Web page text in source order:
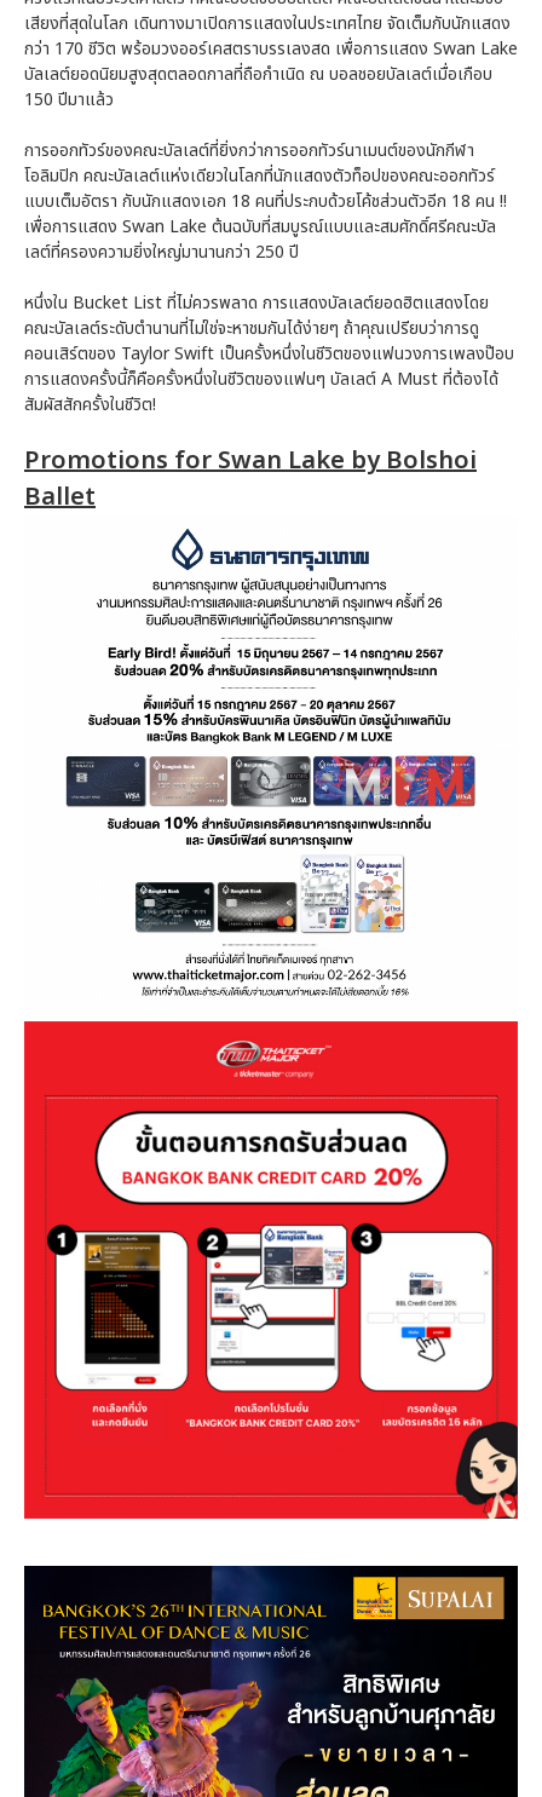
เสียงที่สุดในโลก เดินทางมาเปิดการแสดงในประเทศไทย จัดเต็มกับนักแสดง
กว่า 170 ชีวิต พร้อมวงออร์เคสตราบรรเลงสด เพื่อการแสดง Swan Lake
บัลเลต์ยอดนิยมสูงสุดตลอดกาลที่ถือกำเนิด ณ บอลชอยบัลเลต์เมื่อเกือบ
150 ปีมาแล้ว
การออกทัวร์ของคณะบัลเลต์ที่ยิ่งกว่าการออกทัวร์นาเมนต์ของนักกีฬา
โอลิมปิก คณะบัลเลต์แห่งเดียวในโลกที่นักแสดงตัวท็อปของคณะออกทัวร์
แบบเต็มอัตรา กับนักแสดงเอก 18 คนที่ประกบด้วยโค้ชส่วนตัวอีก 18 คน !!
เพื่อการแสดง Swan Lake ต้นฉบับที่สมบูรณ์แบบและสมศักดิ์ศรีคณะบัล
เลต์ที่ครองความยิ่งใหญ่มานานกว่า 250 ปี
หนึ่งใน Bucket List ที่ไม่ควรพลาด การแสดงบัลเลต์ยอดฮิตแสดงโดย
คณะบัลเลต์ระดับตำนานที่ไม่ใช่จะหาชมกันได้ง่ายๆ ถ้าคุณเปรียบว่าการดู
คอนเสิร์ตของ Taylor Swift เป็นครั้งหนึ่งในชีวิตของแฟนวงการเพลงป๊อบ
การแสดงครั้งนี้ก็คือครั้งหนึ่งในชีวิตของแฟนๆ บัลเลต์ A Must ที่ต้องได้
สัมผัสสักครั้งในชีวิต!
Promotions for Swan Lake by Bolshoi
Ballet